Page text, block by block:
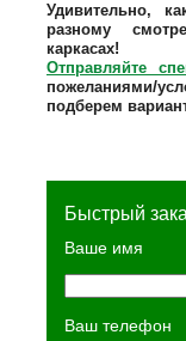
Удивительно,
разному
каркасах!
Отправляйте
пожеланиями/
подберем
Быстрый
Ваше имя
Ваш телефон